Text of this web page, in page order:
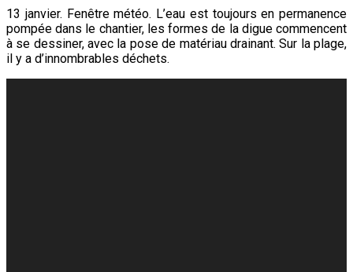
13 janvier. Fenêtre météo. L’eau est toujours en permanence
pompée dans le chantier, les formes de la digue commencent
à se dessiner, avec la pose de matériau drainant. Sur la plage,
il y a d’innombrables déchets.